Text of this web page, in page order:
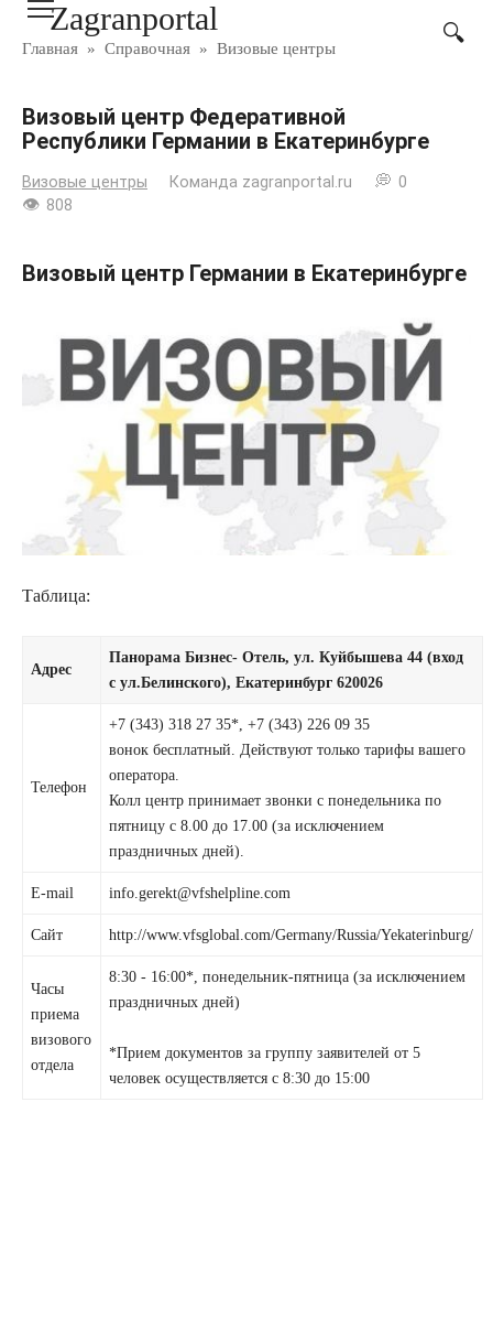
ПерейтиZagranportal
Главная » Справочная » Визовые центры
Визовый центр Федеративной
Республики Германии в Екатеринбурге
Визовые центры Команда zagranportal.ru
0
808
Визовый центр Германии в Екатеринбурге
Таблица:
Адрес
Панорама Бизнес- Отель, ул. Куйбышева 44 (вход
с ул.Белинского), Екатеринбург 620026
Телефон
+7 (343) 318 27 35*, +7 (343) 226 09 35
вонок бесплатный. Действуют только тарифы вашего
оператора.
Колл центр принимает звонки с понедельника по
пятницу с 8.00 до 17.00 (за исключением
праздничных дней).
E-mail info.gerekt@vfshelpline.com
Сайт http://www.vfsglobal.com/Germany/Russia/Yekaterinburg/
Часы
приема
визового
отдела
8:30 - 16:00*, понедельник-пятница (за исключением
праздничных дней)
*Прием документов за группу заявителей от 5
человек осуществляется с 8:30 до 15:00